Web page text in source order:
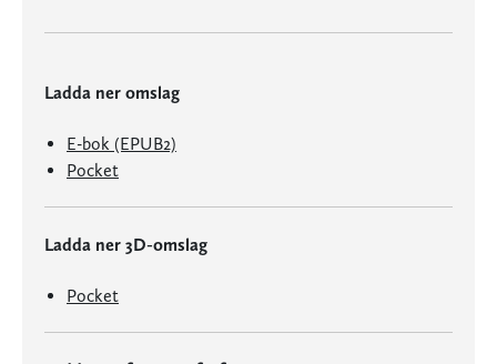
Ladda ner omslag
E-bok (EPUB2)
Pocket
Ladda ner 3D-omslag
Pocket